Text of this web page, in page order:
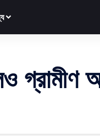
গ্রামীণ